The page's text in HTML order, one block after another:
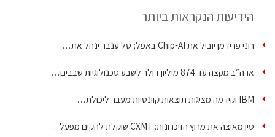
הידיעות הנקראות ביותר
רוני פרידמן יוביל את Chip‑AI באפל; טל ענבר ינהל את…
ארה״ב מקצה עד 874 מיליון דולר לשבע טכנולוגיות שבבים…
IBM וקידמה מציגות תוצאות קוונטיות מעבר ליכולת…
סין מאיצה את מרוץ הזיכרונות: CXMT שוקלת להקים מפעל…